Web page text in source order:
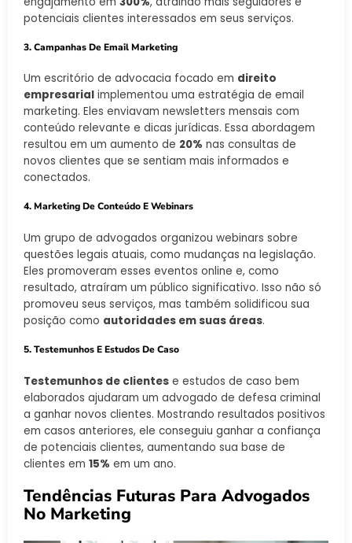
potenciais clientes interessados em seus serviços.
3. Campanhas De Email Marketing
Um escritório de advocacia focado em direito
empresarial implementou uma estratégia de email
marketing. Eles enviavam newsletters mensais com
conteúdo relevante e dicas jurídicas. Essa abordagem
resultou em um aumento de 20% nas consultas de
novos clientes que se sentiam mais informados e
conectados.
4. Marketing De Conteúdo E Webinars
Um grupo de advogados organizou webinars sobre
questões legais atuais, como mudanças na legislação.
Eles promoveram esses eventos online e, como
resultado, atraíram um público significativo. Isso não só
promoveu seus serviços, mas também solidificou sua
posição como autoridades em suas áreas.
5. Testemunhos E Estudos De Caso
Testemunhos de clientes e estudos de caso bem
elaborados ajudaram um advogado de defesa criminal
a ganhar novos clientes. Mostrando resultados positivos
em casos anteriores, ele conseguiu ganhar a confiança
de potenciais clientes, aumentando sua base de
clientes em 15% em um ano.
Tendências Futuras Para Advogados
No Marketing